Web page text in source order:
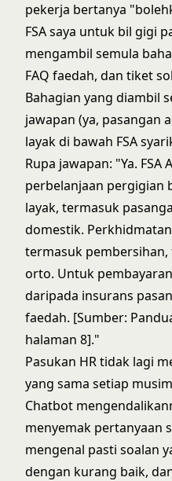
pekerja bertanya
FSA saya untuk bil gigi
mengambil semula
FAQ faedah, dan tiket
Bahagian yang diambil
jawapan (ya, pasangan
layak di bawah FSA
Rupa jawapan: "Ya.
perbelanjaan pergigian
layak, termasuk
domestik.
termasuk
orto. Untuk
daripada insurans
faedah. [Sumber:
halaman 8]."
Pasukan HR tidak lagi
yang sama setiap
Chatbot
menyemak pertanyaan
mengenal pasti soalan
dengan kurang baik,